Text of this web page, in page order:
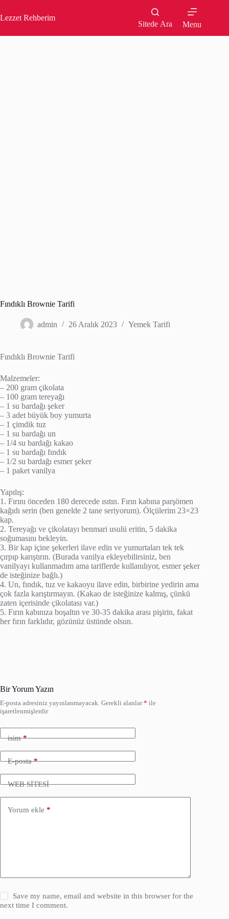
to
content
Lezzet Rehberim
Sitede Ara Menu
Fındıklı Brownie Tarifi
admin 26 Aralık 2023 Yemek Tarifi
Fındıklı Brownie Tarifi
Malzemeler:
– 200 gram çikolata
– 100 gram tereyağı
– 1 su bardağı şeker
– 3 adet büyük boy yumurta
– 1 çimdik tuz
– 1 su bardağı un
– 1/4 su bardağı kakao
– 1 su bardağı fındık
– 1/2 su bardağı esmer şeker
– 1 paket vanilya
Yapılış:
1. Fırını önceden 180 derecede ısıtın. Fırın kabına parşömen
kağıdı serin (ben genelde 2 tane seriyorum). Ölçülerim 23×23
kap.
2. Tereyağı ve çikolatayı benmari usulü eritin, 5 dakika
soğumasını bekleyin.
3. Bir kap içine şekerleri ilave edin ve yumurtaları tek tek
çırpıp karıştırın. (Burada vanilya ekleyebilirsiniz, ben
vanilyayı kullanmadım ama tariflerde kullanılıyor, esmer şeker
de isteğinize bağlı.)
4. Un, fındık, tuz ve kakaoyu ilave edin, birbirine yedirin ama
çok fazla karıştırmayın. (Kakao de isteğinize kalmış, çünkü
zaten içerisinde çikolatası var.)
5. Fırın kabınıza boşaltın ve 30-35 dakika arası pişirin, fakat
her fırın farklıdır, gözünüz üstünde olsun.
Bir Yorum Yazın
E-posta adresiniz yayınlanmayacak. Gerekli alanlar* ile
işaretlenmişlerdir
isim*
E-posta*
WEB SİTESİ
Yorum ekle *
Save my name, email and website in this browser for the
next time I comment.